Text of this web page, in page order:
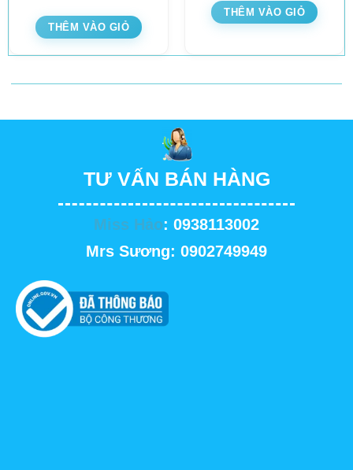
THÊM VÀO GIỎ
THÊM VÀO GIỎ
TƯ VẤN BÁN HÀNG
Miss Hảo: 0938113002
Mrs Sương: 0902749949